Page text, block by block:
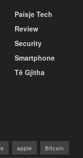
Paisje Tech
Review
Security
Smartphone
Të Gjitha
apple Bitcoin